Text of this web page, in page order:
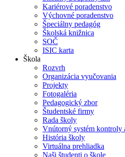
Kariérové poradenstvo
Výchovné poradenstvo
Špeciálny pedagóg
Školská knižnica
SOČ
ISIC karta
Škola
Rozvrh
Organizácia vyučovania
Projekty
Fotogaléria
Pedagogický zbor
Študentské firmy
Rada školy
Vnútorný systém kontroly
História školy
Virtuálna prehliadka
Naši študenti o škole